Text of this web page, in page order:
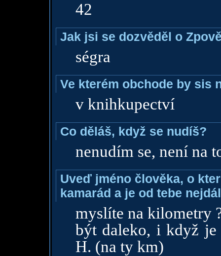
42
Jak jsi se dozvěděl o
ségra
Ve kterém obchode by sis
v knihkupectví
Co děláš, když se nudíš?
nenudím se, není na
Uveď jméno člověka, o
kamarád a je od tebe
myslíte na kilometry
být daleko, i když
H. (na ty km)